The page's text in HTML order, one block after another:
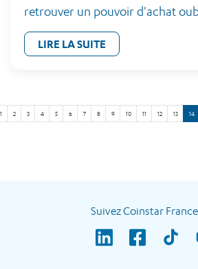
retrouver un pouvoir d'achat
LIRE LA SUITE
1 2 3 4 5 6 7 8 9 10 11 12 13 14
Suivez Coinstar